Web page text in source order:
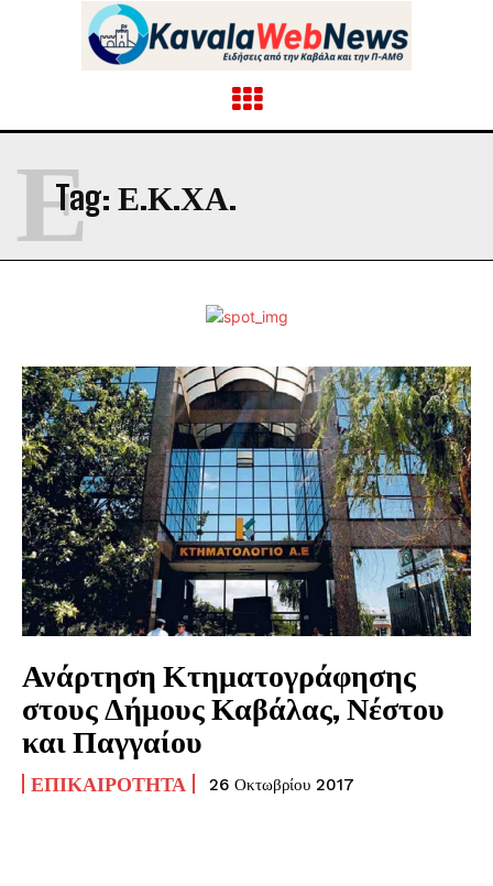
Tag: Ε.Κ.ΧΑ.
Ε
Ανάρτηση Κτηματογράφησης
στους Δήμους Καβάλας, Νέστου
και Παγγαίου
ΕΠΙΚΑΙΡΌΤΗΤΑ 26 Οκτωβρίου 2017